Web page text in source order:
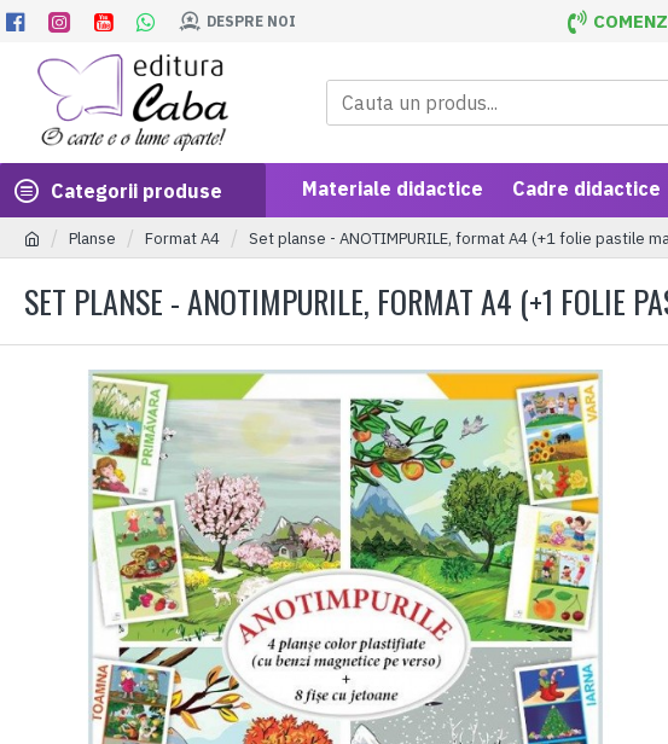
DESPRE NOI
Categorii produse Materiale didactice Cadre didactice
Planse Format A4 Set planse - ANOTIMPURILE, format A4 (+1 folie pastile
SET PLANSE - ANOTIMPURILE, FORMAT A4 (+1 FOLIE